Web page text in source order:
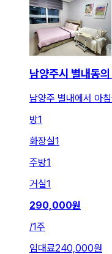
남양주시 별내동
남양주 별내에서 아
방1
화장실1
주방1
거실1
290,000원
/1주
임대료240,000원